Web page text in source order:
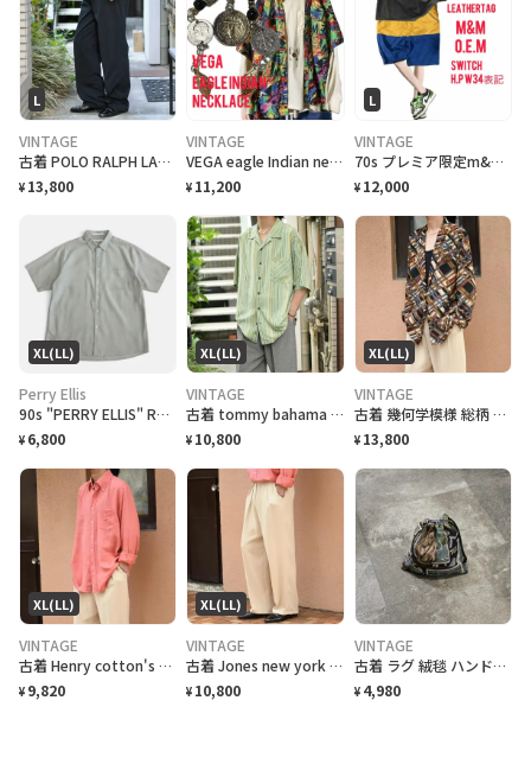
L
VINTAGE
古着 POLO RALPH LAUREN 黒 チノパン チノ ストレート
¥ 13,800
VINTAGE
VEGA eagle Indian necklace vintageコイン
¥ 11,200
L
VINTAGE
70s プレミア限定m&m特注 レザータグ、大人 スイッチ ハーフパンツ w34
¥ 12,000
XL(LL)
Perry Ellis
90s "PERRY ELLIS" Rayon/Polyester S/S Check Shirt ペリーエリス レーヨン ポリチェックシャツ [XL]
¥ 6,800
XL(LL)
VINTAGE
古着 tommy bahama マルチストライプ 半袖シャツ シルクシャツ 黄緑
¥ 10,800
XL(LL)
VINTAGE
古着 幾何学模様 総柄 柄 イージーテーラードジャケット 羽織り USA製
¥ 13,800
XL(LL)
VINTAGE
古着 Henry cotton's リネンシャツ ボタンダウンシャツ BDシャツ
¥ 9,820
XL(LL)
VINTAGE
古着 Jones new york レーヨン 2タック スラックス ワイドパンツ
¥ 10,800
VINTAGE
古着 ラグ 絨毯 ハンドメイド 巾着 ゴルフ柄 リメイク
¥ 4,980